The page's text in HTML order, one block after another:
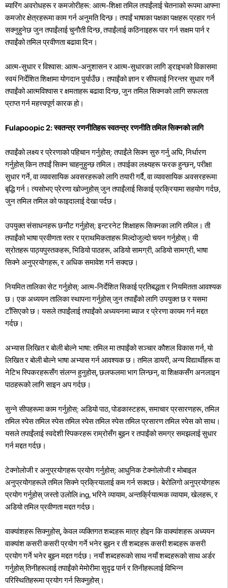
ब्यारिंग अवरोधहरू र कमजोरीहरू: आत्म-शिक्षा तमिल तपाईंलाई चेतनाको रूपमा आफ्ना
कमजोर क्षेत्रहरूमा काम गर्न अनुमति दिन्छ। तपाईं भाषाका पक्षका पक्षहरू प्रहार गर्न
सक्नुहुनेछ जुन तपाईंलाई चुनौती दिन्छ, तपाईंलाई कठिनाइहरू पार गर्न सक्षम पार्न र
तपाईंको तमिल प्रवीणता बढावा दिन।
आत्म-सुधार र विश्वास: आत्म-अनुशासन र आत्म-सुधारका लागि ड्राइभको विकासमा
स्वयं निर्देशित शिक्षामा योगदान पुर्याउँछ। तपाईंको ज्ञान र सीपलाई निरन्तर सुधार गर्ने
तपाईंको आत्मविश्वास र क्षमताहरू बढावा दिन्छ, जुन तमिल सिक्नको लागि सफलता
प्राप्त गर्न महत्त्वपूर्ण कारक हो।
Fulapoopic 2: स्वतन्त्र रणनीतिहरू स्वतन्त्र रणनीति तमिल सिक्नको लागि
तपाईंको लक्ष्य र प्रेरणाको पहिचान गर्नुहोस्: तपाईंले सिक्न सुरु गर्नु अघि, निर्धारण
गर्नुहोस् किन तपाईं सिक्न चाहनुहुन्छ तमिल। तपाईका लक्ष्यहरू फरक हुन्छन्, परीक्षा
सुधार गर्ने, वा व्यावसायिक अवसरहरूको लागि तयारी गर्दै, वा व्यावसायिक अवसरहरूमा
बृद्धि गर्न। त्यसोभए प्रेरणा खोज्नुहोस् जुन तपाईंलाई सिकाई प्रक्रियामा सहयोग गर्दछ,
जुन तमिल तमिल को फाइदालाई देखा पर्दछ।
उपयुक्त संसाधनहरू छनौट गर्नुहोस्: इन्टरनेट शिक्षाहरू सिक्नका लागि तमिल। ती
तपाईंको भाषा प्रवीणता स्तर र प्राथमिकताहरू मिल्दोजुल्दो चयन गर्नुहोस्। यी
स्रोतहरू पाठ्यपुस्तकहरू, भिडियो पाठहरू, अडियो सामग्री, अडियो सामग्री, भाषा
सिक्ने अनुप्रयोगहरू, र अधिक समावेश गर्न सक्दछ।
नियमित तालिका सेट गर्नुहोस्: आत्म-निर्देशित सिकाई प्रतिबद्धता र नियमितता आवश्यक
छ। एक अध्ययन तालिका स्थापना गर्नुहोस् जुन तपाइँको लागि उपयुक्त छ र यसमा
टाँसिएको छ। यसले तपाईंलाई तपाईंको अध्ययनमा ब्याज र प्रेरणा कायम गर्न मद्दत
गर्दछ।
अभ्यास लिखित र बोली बोल्ने भाषा: तमिल मा तपाईंको सञ्चार कौशल विकास गर्न, यो
लिखित र बोली बोल्ने भाषा अभ्यास गर्न आवश्यक छ। तमिल डायरी, अन्य विद्यार्थीहरू वा
नेटिभ स्पिकरहरूसँग संलग्न हुनुहोस्, छलफलमा भाग लिन्छन्, वा शिक्षकसँग अनलाइन
पाठहरूको लागि साइन अप गर्दछ।
सुन्ने सीपहरूमा काम गर्नुहोस्: अडियो पाठ, पोडकास्टहरू, समाचार प्रसारणहरू, तमिल
तमिल स्पेस तमिल स्पेस तमिल स्पेस तमिल स्पेस तमिल प्रसारण तमिल स्पेस को साथ।
यसले तपाईंलाई स्वदेशी स्पिकरहरू राम्रोसँग बुझ्न र तपाईंको समग्र समझलाई सुधार
गर्न मद्दत गर्दछ।
टेक्नोलोजी र अनुप्रयोगहरू प्रयोग गर्नुहोस्: आधुनिक टेक्नोलोजी र मोबाइल
अनुप्रयोगहरूले तमिल सिक्ने प्रक्रियालाई कम गर्न सक्दछ। बेरोलिगो अनुप्रयोगहरू
प्रयोग गर्नुहोस् जस्तो उलोलि ing, भरिने व्यायाम, अन्तर्क्रियात्मक व्यायाम, खेलहरू, र
अडियो तमिल प्रवीणता मद्दत गर्दछ।
वाक्यांशहरू सिक्नुहोस्, केवल व्यक्तिगत शब्दहरू मात्र होइन कि वाक्यांशहरू अध्ययन
वाक्यांश कसरी कसरी प्रयोग गर्ने भनेर बुझ्न र ती शब्दहरू कसरी शब्दहरू कसरी
प्रयोग गर्ने भनेर बुझ्न मद्दत गर्दछ। नयाँ शब्दहरूको साथ नयाँ शब्दहरूको साथ अर्डर
गर्नुहोस् तिनीहरूलाई तपाईंको मेमोरीमा सुदृढ पार्न र तिनीहरूलाई विभिन्न
परिस्थितिहरूमा प्रयोग गर्न सिक्नुहोस्।